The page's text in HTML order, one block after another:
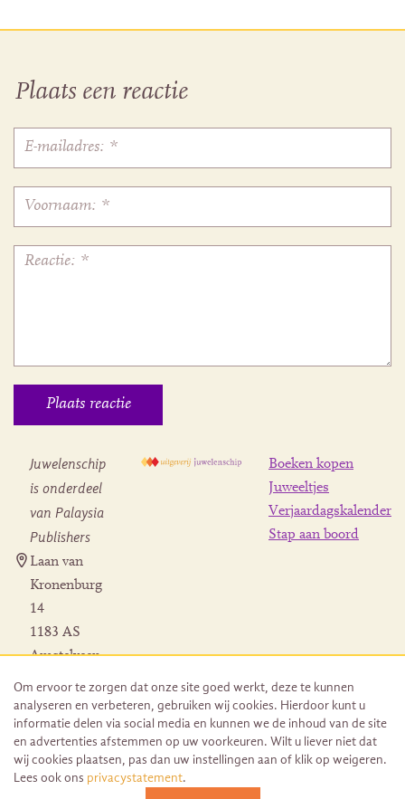
Plaats een reactie
Juwelenschip
is onderdeel
van Palaysia
Publishers
Laan van
Kronenburg
14
1183 AS
Amstelveen
Herroeping
bestelling
Boeken kopen
Juweeltjes
Verjaardagskalender
Stap aan boord
Om ervoor te zorgen dat onze site goed werkt, deze te kunnen
analyseren en verbeteren, gebruiken wij cookies. Hierdoor kunt u
informatie delen via social media en kunnen we de inhoud van de site
en advertenties afstemmen op uw voorkeuren. Wilt u liever niet dat
wij cookies plaatsen, pas dan uw instellingen aan of klik op weigeren.
Lees ook ons privacystatement.